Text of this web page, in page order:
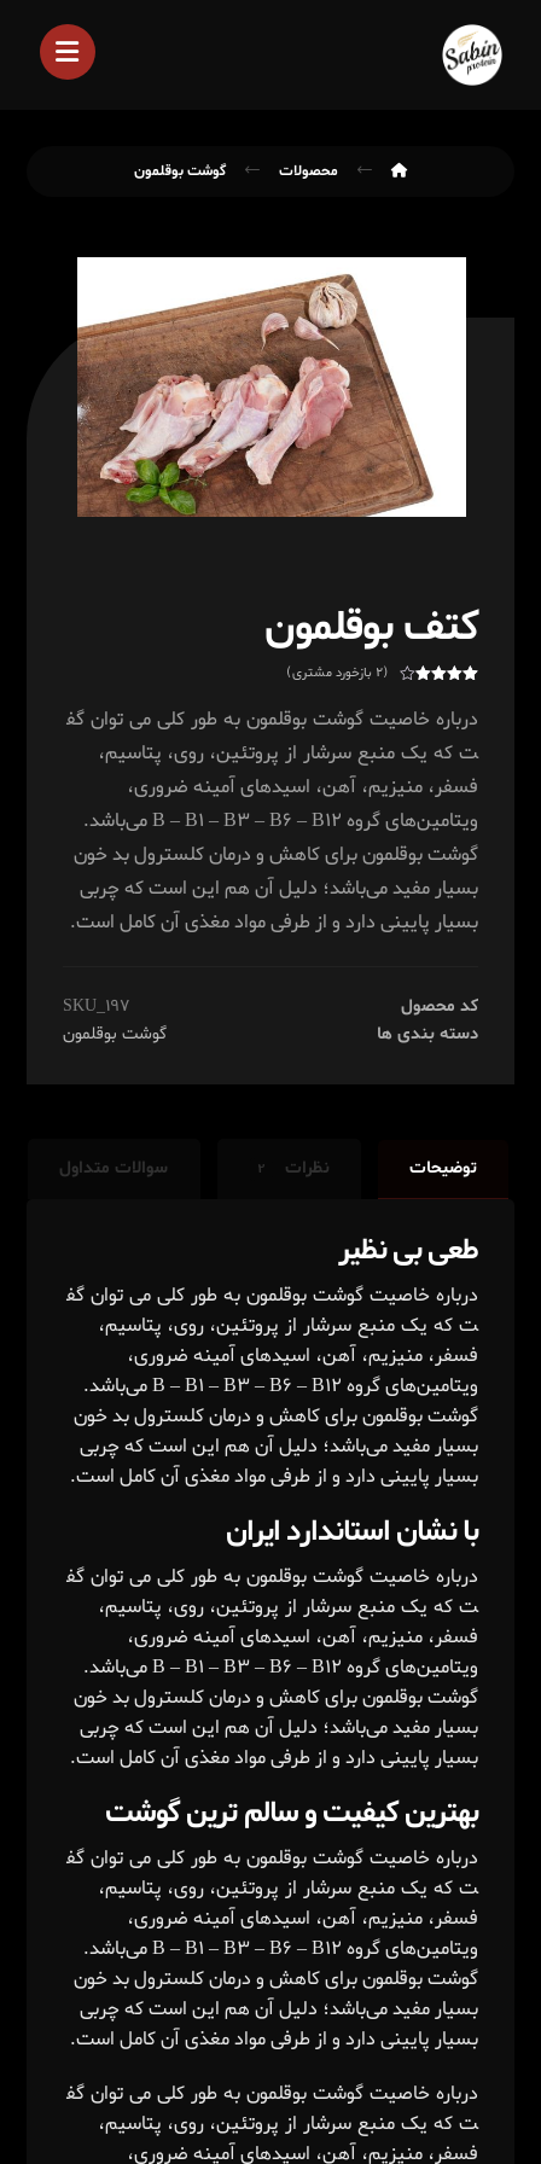
محصولات گوشت بوقلمون
کتف بوقلمون
از ۵ در
امتیازدهی
(۲ بازخورد مشتری)
درباره خاصیت گوشت بوقلمون به طور کلی می توان گف
ت که یک منبع سرشار از پروتئین، روی، پتاسیم،
فسفر، منیزیم، آهن، اسیدهای آمینه ضروری،
ویتامین‌های گروه B – B۱ – B۳ – B۶ – B۱۲ می‌باشد.
گوشت بوقلمون برای کاهش و درمان کلسترول بد خون
بسیار مفید می‌باشد؛ دلیل آن‌ هم این است که چربی
بسیار پایینی دارد و از طرفی مواد مغذی آن کامل است.
کد محصول
SKU_۱۹۷
دسته بندی ها
گوشت بوقلمون
توضیحات نظرات ۲ سوالات متداول
طعی بی نظیر
درباره خاصیت گوشت بوقلمون به طور کلی می توان گف
ت که یک منبع سرشار از پروتئین، روی، پتاسیم،
فسفر، منیزیم، آهن، اسیدهای آمینه ضروری،
ویتامین‌های گروه B – B۱ – B۳ – B۶ – B۱۲ می‌باشد.
گوشت بوقلمون برای کاهش و درمان کلسترول بد خون
بسیار مفید می‌باشد؛ دلیل آن‌ هم این است که چربی
بسیار پایینی دارد و از طرفی مواد مغذی آن کامل است.
با نشان استاندارد ایران
درباره خاصیت گوشت بوقلمون به طور کلی می توان گف
ت که یک منبع سرشار از پروتئین، روی، پتاسیم،
فسفر، منیزیم، آهن، اسیدهای آمینه ضروری،
ویتامین‌های گروه B – B۱ – B۳ – B۶ – B۱۲ می‌باشد.
گوشت بوقلمون برای کاهش و درمان کلسترول بد خون
بسیار مفید می‌باشد؛ دلیل آن‌ هم این است که چربی
بسیار پایینی دارد و از طرفی مواد مغذی آن کامل است.
بهترین کیفیت و سالم ترین گوشت
درباره خاصیت گوشت بوقلمون به طور کلی می توان گف
ت که یک منبع سرشار از پروتئین، روی، پتاسیم،
فسفر، منیزیم، آهن، اسیدهای آمینه ضروری،
ویتامین‌های گروه B – B۱ – B۳ – B۶ – B۱۲ می‌باشد.
گوشت بوقلمون برای کاهش و درمان کلسترول بد خون
بسیار مفید می‌باشد؛ دلیل آن‌ هم این است که چربی
بسیار پایینی دارد و از طرفی مواد مغذی آن کامل است.
درباره خاصیت گوشت بوقلمون به طور کلی می توان گف
ت که یک منبع سرشار از پروتئین، روی، پتاسیم،
فسفر، منیزیم، آهن، اسیدهای آمینه ضروری،